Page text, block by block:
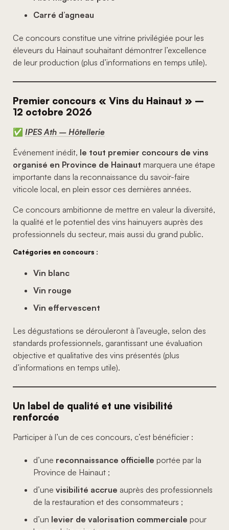
Carré d’agneau
Ce concours constitue une vitrine privilégiée pour les
éleveurs du Hainaut souhaitant démontrer l’excellence
de leur production (plus d’informations en temps utile).
Premier concours « Vins du Hainaut » –
12 octobre 2026
✅ IPES Ath – Hôtellerie
Événement inédit, le tout premier concours de vins
organisé en Province de Hainaut marquera une étape
importante dans la reconnaissance du savoir-faire
viticole local, en plein essor ces dernières années.
Ce concours ambitionne de mettre en valeur la diversité,
la qualité et le potentiel des vins hainuyers auprès des
professionnels du secteur, mais aussi du grand public.
Catégories en concours :
Vin blanc
Vin rouge
Vin effervescent
Les dégustations se dérouleront à l’aveugle, selon des
standards professionnels, garantissant une évaluation
objective et qualitative des vins présentés (plus
d’informations en temps utile).
Un label de qualité et une visibilité
renforcée
Participer à l’un de ces concours, c’est bénéficier :
d’une reconnaissance officielle portée par la
Province de Hainaut ;
d’une visibilité accrue auprès des professionnels
de la restauration et des consommateurs ;
d’un levier de valorisation commerciale pour